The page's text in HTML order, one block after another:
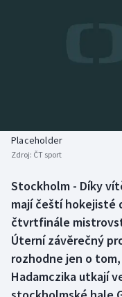
Biatlon
Boby a skeleton
Box
Curling
Dostihy
Aplikace ČT sport
AZ kvíz
Placeholder
Zdroj: ČT sport
Stockholm - Díky
mají čeští
čtvrtfinále
Úterní závěrečný
rozhodne jen o
Hadamczika utkají